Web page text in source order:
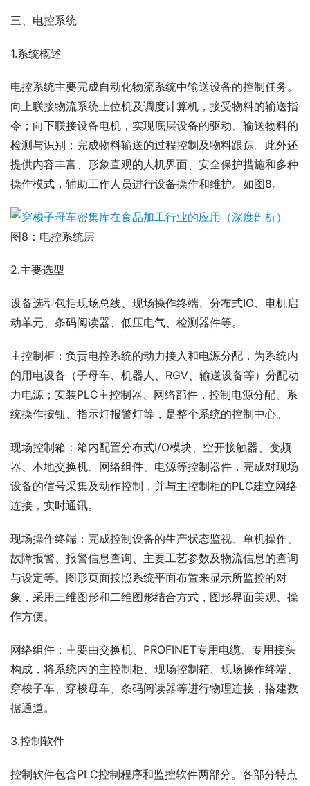
三、电控系统
1.系统概述
电控系统主要完成自动化物流系统中输送设备的控制任务。
向上联接物流系统上位机及调度计算机，接受物料的输送指
令；向下联接设备电机，实现底层设备的驱动、输送物料的
检测与识别；完成物料输送的过程控制及物料跟踪。此外还
提供内容丰富、形象直观的人机界面、安全保护措施和多种
操作模式，辅助工作人员进行设备操作和维护。如图8。
图8：电控系统层
2.主要选型
设备选型包括现场总线、现场操作终端、分布式IO、电机启
动单元、条码阅读器、低压电气、检测器件等。
主控制柜：负责电控系统的动力接入和电源分配，为系统内
的用电设备（子母车、机器人、RGV、输送设备等）分配动
力电源；安装PLC主控制器、网络部件，控制电源分配、系
统操作按钮、指示灯报警灯等，是整个系统的控制中心。
现场控制箱：箱内配置分布式I/O模块、空开接触器、变频
器、本地交换机、网络组件、电源等控制器件，完成对现场
设备的信号采集及动作控制，并与主控制柜的PLC建立网络
连接，实时通讯。
现场操作终端：完成控制设备的生产状态监视、单机操作、
故障报警、报警信息查询、主要工艺参数及物流信息的查询
与设定等。图形页面按照系统平面布置来显示所监控的对
象，采用三维图形和二维图形结合方式，图形界面美观、操
作方便。
网络组件：主要由交换机、PROFINET专用电缆、专用接头
构成，将系统内的主控制柜、现场控制箱、现场操作终端、
穿梭子车、穿梭母车、条码阅读器等进行物理连接，搭建数
据通道。
3.控制软件
控制软件包含PLC控制程序和监控软件两部分。各部分特点